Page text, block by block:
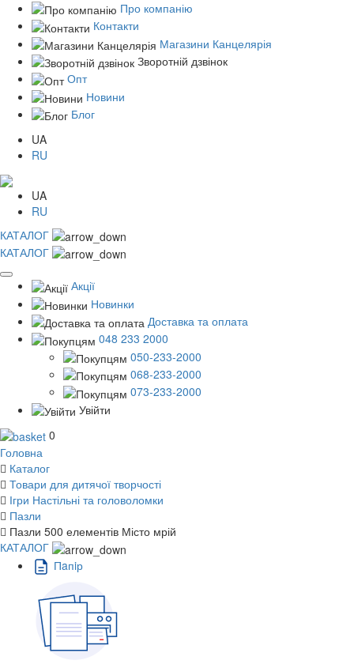
Про компанію
Контакти
Магазини Канцелярія
Зворотній дзвінок
Опт
Новини
Блог
UA
RU
UA
RU
КАТАЛОГ
КАТАЛОГ
Акції
Новинки
Доставка та оплата
048 233 2000
050-233-2000
068-233-2000
073-233-2000
Увійти
0
Головна
Каталог
Товари для дитячої творчості
Ігри Настільні та головоломки
Пазли
Пазли 500 елементів Місто мрій
КАТАЛОГ
Пaпiр